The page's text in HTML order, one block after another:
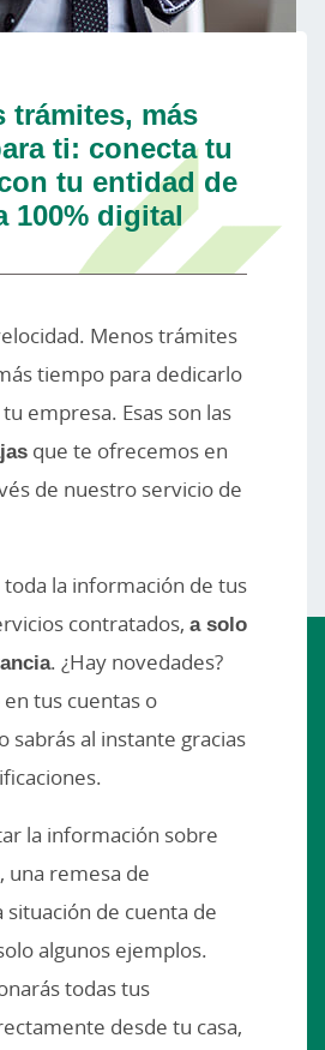
trámites, más
ti: conecta tu
tu entidad de
100% digital
Menos trámites
tiempo para dedicarlo
empresa. Esas son las
que te ofrecemos en
de nuestro servicio de
la información de tus
contratados, a solo
. ¿Hay novedades?
tus cuentas o
sabrás al instante gracias
la información sobre
una remesa de
de cuenta de
algunos ejemplos.
todas tus
desde tu casa,